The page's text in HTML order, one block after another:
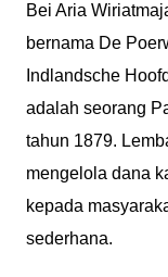
Bei Aria
bernama De
Indlandsche
adalah seorang
tahun 1879.
mengelola dana
kepada
sederhana.